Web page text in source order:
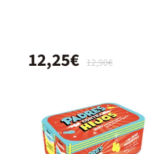
12,90€
12,25€